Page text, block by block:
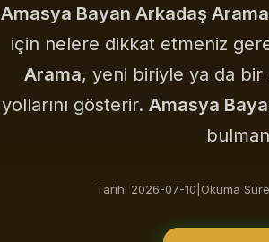
Amasya Bayan Arkadaş Arama
için nelere dikkat etmeniz
Arama, yeni biriyle ya da bir
yollarını gösterir. Amasya
Tarih: 2026-07-10 Okuma